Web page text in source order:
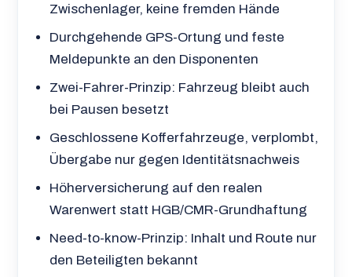
Zwischenlager, keine fremden Hände
Durchgehende GPS-Ortung und feste
Meldepunkte an den Disponenten
Zwei-Fahrer-Prinzip: Fahrzeug bleibt auch
bei Pausen besetzt
Geschlossene Kofferfahrzeuge, verplombt,
Übergabe nur gegen Identitätsnachweis
Höherversicherung auf den realen
Warenwert statt HGB/CMR-Grundhaftung
Need-to-know-Prinzip: Inhalt und Route nur
den Beteiligten bekannt